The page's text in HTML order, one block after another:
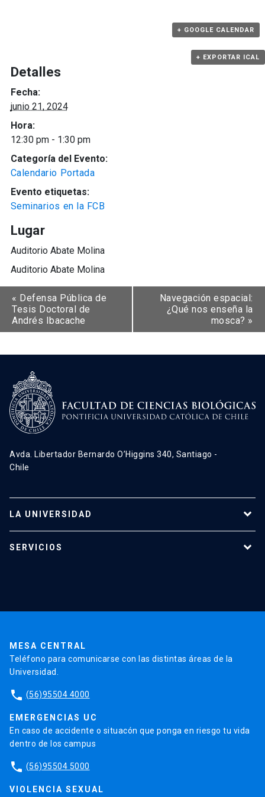
+ GOOGLE CALENDAR
+ EXPORTAR ICAL
Detalles
Fecha:
junio 21, 2024
Hora:
12:30 pm - 1:30 pm
Categoría del Evento:
Calendario Portada
Evento etiquetas:
Seminarios en la FCB
Lugar
Auditorio Abate Molina
Auditorio Abate Molina
« Defensa Pública de
Tesis Doctoral de
Andrés Ibacache
Navegación espacial:
¿Qué nos enseña la
mosca? »
Avda. Libertador Bernardo O’Higgins 340, Santiago -
Chile
LA UNIVERSIDAD
Investigación
SERVICIOS
MESA CENTRAL
Teléfono para comunicarse con las distintas áreas de la
Universidad.
phone (56)95504 4000
EMERGENCIAS UC
En caso de accidente o situacón que ponga en riesgo tu vida
dentro de los campus
phone (56)95504 5000
VIOLENCIA SEXUAL